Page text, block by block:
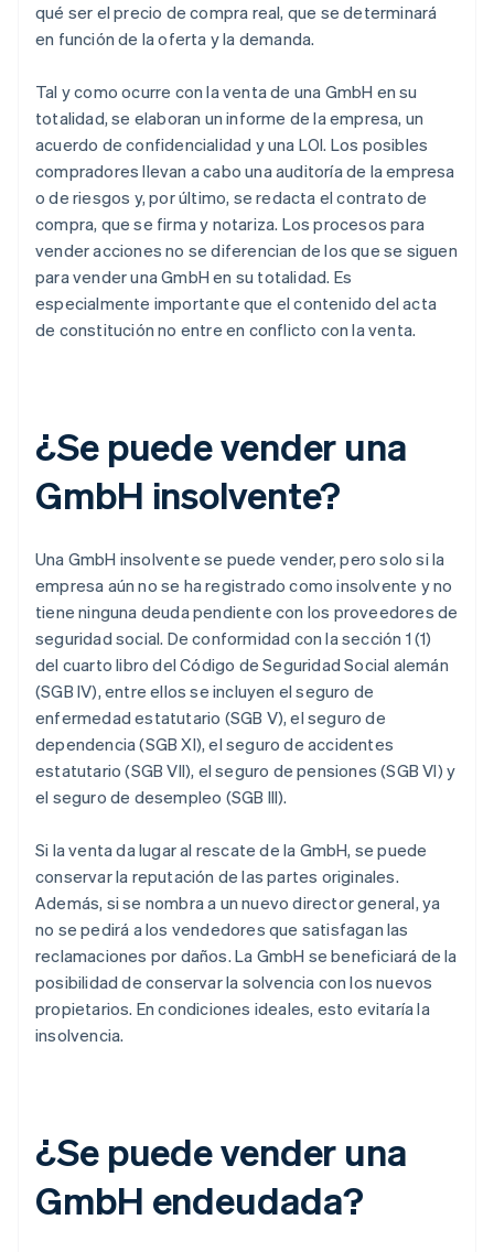
qué ser el precio de compra real, que se determinará
en función de la oferta y la demanda.
Tal y como ocurre con la venta de una GmbH en su
totalidad, se elaboran un informe de la empresa, un
acuerdo de confidencialidad y una LOI. Los posibles
compradores llevan a cabo una auditoría de la empresa
o de riesgos y, por último, se redacta el contrato de
compra, que se firma y notariza. Los procesos para
vender acciones no se diferencian de los que se siguen
para vender una GmbH en su totalidad. Es
especialmente importante que el contenido del acta
de constitución no entre en conflicto con la venta.
¿Se puede vender una
GmbH insolvente?
Una GmbH insolvente se puede vender, pero solo si la
empresa aún no se ha registrado como insolvente y no
tiene ninguna deuda pendiente con los proveedores de
seguridad social. De conformidad con la sección 1 (1)
del cuarto libro del Código de Seguridad Social alemán
(SGB IV), entre ellos se incluyen el seguro de
enfermedad estatutario (SGB V), el seguro de
dependencia (SGB XI), el seguro de accidentes
estatutario (SGB VII), el seguro de pensiones (SGB VI) y
el seguro de desempleo (SGB III).
Si la venta da lugar al rescate de la GmbH, se puede
conservar la reputación de las partes originales.
Además, si se nombra a un nuevo director general, ya
no se pedirá a los vendedores que satisfagan las
reclamaciones por daños. La GmbH se beneficiará de la
posibilidad de conservar la solvencia con los nuevos
propietarios. En condiciones ideales, esto evitaría la
insolvencia.
¿Se puede vender una
GmbH endeudada?